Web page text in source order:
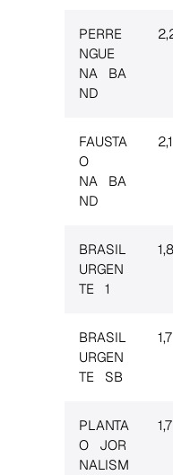
PERRE
NGUE
NA BA
ND
FAUSTA
O
NA BA
ND
2,1
BRASIL
URGEN
TE 1
1,8
BRASIL
URGEN
TE SB
1,7
PLANTA
O JOR
NALISM
1,7